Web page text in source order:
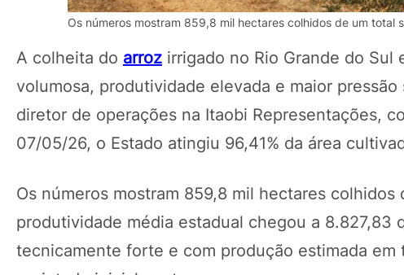
Os números mostram 859,8 mil hectares colhidos de um total
A colheita do arroz irrigado no Rio Grande do
volumosa, produtividade elevada e maior
diretor de operações na Itaobi Representações,
07/05/26, o Estado atingiu 96,41% da área
Os números mostram 859,8 mil hectares
produtividade média estadual chegou a
tecnicamente forte e com produção estimada